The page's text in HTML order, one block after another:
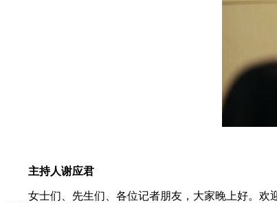
主持人谢应君
女士们、先生们、各位记者朋友，大家晚上好。